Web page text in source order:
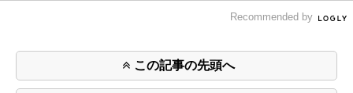
Recommended by
この記事の先頭へ